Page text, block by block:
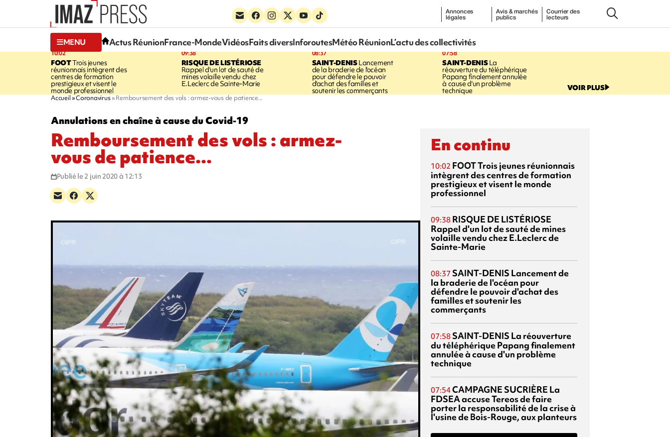
Annonces
légales
Avis & marchés
publics
Courrier des
lecteurs
MENU Actus RéunionFrance-MondeVidéosFaits diversInforoutesMétéo RéunionL’actu des collectivités
10:02
FOOTTrois jeunes
réunionnais intègrent des
centres de formation
prestigieux et visent le
monde professionnel
09:38
RISQUE DE LISTÉRIOSE
Rappel d'un lot de sauté de
mines volaille vendu chez
E.Leclerc de Sainte-Marie
08:37
SAINT-DENISLancement
de la braderie de l'océan
pour défendre le pouvoir
d'achat des familles et
soutenir les commerçants
07:58
SAINT-DENISLa
réouverture du téléphérique
Papang finalement annulée
à cause d'un problème
technique VOIR PLUS
Accueil Coronavirus Remboursement des vols : armez-vous de patience...
Annulations en chaîne à cause du Covid-19
Remboursement des vols : armez-
vous de patience...
Publié le 2 juin 2020 à 12:13
En continu
10:02 FOOTTrois jeunes réunionnais
intègrent des centres de formation
prestigieux et visent le monde
professionnel
09:38 RISQUE DE LISTÉRIOSE
Rappel d'un lot de sauté de mines
volaille vendu chez E.Leclerc de
Sainte-Marie
08:37 SAINT-DENIS Lancement de
la braderie de l'océan pour
défendre le pouvoir d'achat des
familles et soutenir les
commerçants
07:58 SAINT-DENIS La réouverture
du téléphérique Papang finalement
annulée à cause d'un problème
technique
07:54CAMPAGNE SUCRIÈRE La
FDSEA accuse Tereos de faire
porter la responsabilité de la crise à
l'usine de Bois-Rouge, aux planteurs